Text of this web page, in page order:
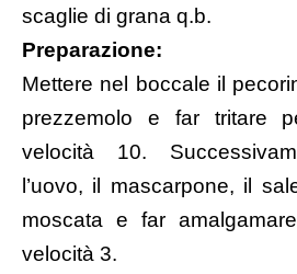
scaglie di grana q.b.
Preparazione:
Mettere nel boccale il
prezzemolo e far tritare
velocità 10.
l’uovo, il mascarpone, il
moscata e far
velocità 3.